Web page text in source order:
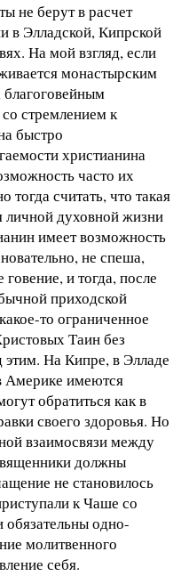
не берут в расчет
в Элладской, Кипрской
На мой взгляд, если
монастырским
стремлением к
быстро
христианина
часто их
считать, что такая
личной духовной жизни
имеет возможность
не спеша,
и тогда, после
приходской
то ограниченное
Таин без
На Кипре, в Элладе
Америке имеются
обратиться как в
своего здоровья. Но
взаимосвязи между
должны
не становилось
к Чаше со
одно-
молитвенного
себя.